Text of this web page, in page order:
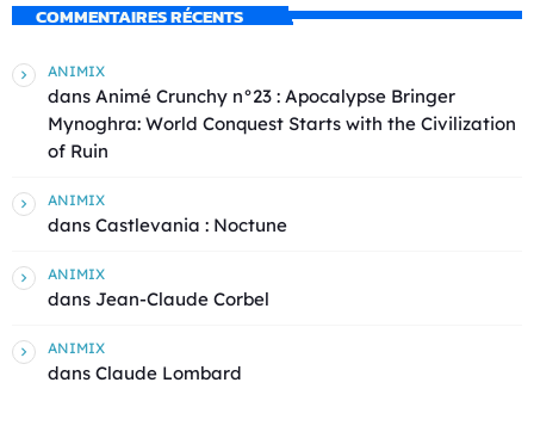
COMMENTAIRES RÉCENTS
ANIMIX
dans Animé Crunchy n°23 : Apocalypse Bringer
Mynoghra: World Conquest Starts with the Civilization
of Ruin
ANIMIX
dans Castlevania : Noctune
ANIMIX
dans Jean-Claude Corbel
ANIMIX
dans Claude Lombard